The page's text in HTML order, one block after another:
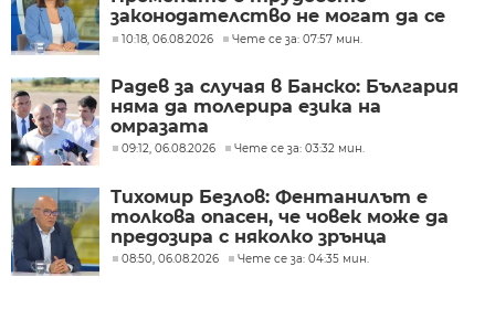
законодателство не могат да се
правят през бюджета
10:18, 06.08.2026 Чете се за: 07:57 мин.
Радев за случая в Банско: България
няма да толерира езика на
омразата
09:12, 06.08.2026 Чете се за: 03:32 мин.
Тихомир Безлов: Фентанилът е
толкова опасен, че човек може да
предозира с няколко зрънца
08:50, 06.08.2026 Чете се за: 04:35 мин.